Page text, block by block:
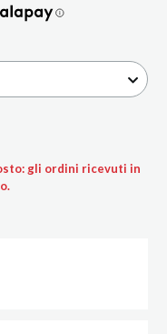
gli ordini ricevuti in